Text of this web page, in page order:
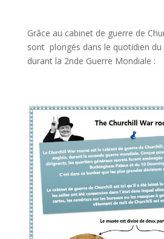
Grâce au cabinet de guerre de
sont plongés dans le quotidien
durant la 2nde Guerre Mondiale :